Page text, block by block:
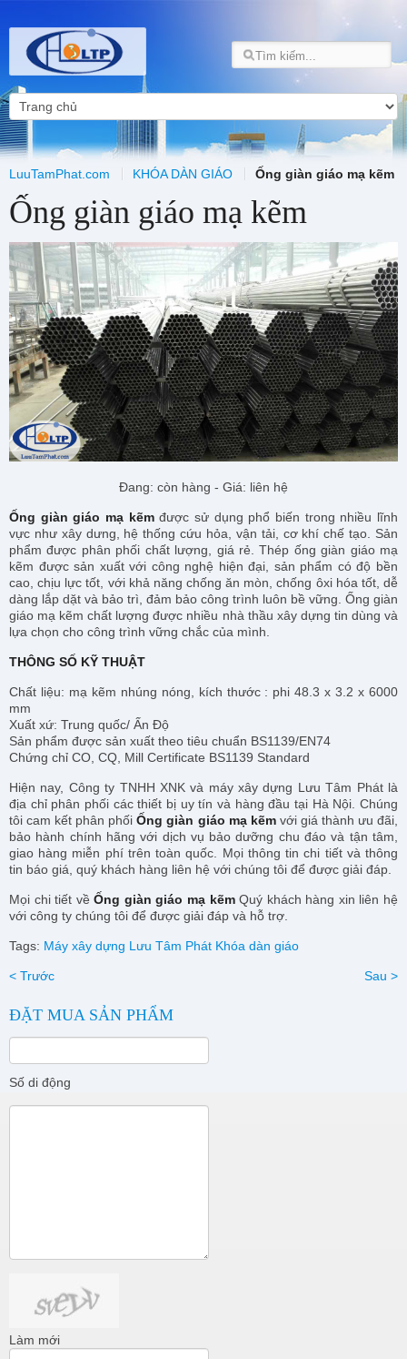
LuuTamPhat.com KHÓA DÀN GIÁO Ống giàn giáo mạ kẽm
Ống giàn giáo mạ kẽm
Đang: còn hàng - Giá: liên hệ
Ống giàn giáo mạ kẽmđược sử dụng phổ biến trong nhiều lĩnh
vực như xây dưng, hệ thống cứu hỏa, vận tải, cơ khí chế tạo. Sản
phẩm được phân phối chất lượng, giá rẻ. Thép ống giàn giáo mạ
kẽm được sản xuất với công nghệ hiện đại, sản phẩm có độ bền
cao, chịu lực tốt, với khả năng chống ăn mòn, chống ôxi hóa tốt, dễ
dàng lắp dặt và bảo trì, đảm bảo công trình luôn bề vững. Ống giàn
giáo mạ kẽm chất lượng được nhiều nhà thầu xây dựng tin dùng và
lựa chọn cho công trình vững chắc của mình.
THÔNG SỐ KỸ THUẬT
Chất liệu: mạ kẽm nhúng nóng, kích thước : phi 48.3 x 3.2 x 6000
mm
Xuất xứ: Trung quốc/ Ấn Độ
Sản phẩm được sản xuất theo tiêu chuẩn BS1139/EN74
Chứng chỉ CO, CQ, Mill Certificate BS1139 Standard
Hiện nay, Công ty TNHH XNK và máy xây dựng Lưu Tâm Phát là
địa chỉ phân phối các thiết bị uy tín và hàng đầu tại Hà Nội. Chúng
tôi cam kết phân phốiỐng giàn giáo mạ kẽm với giá thành ưu đãi,
bảo hành chính hãng với dịch vụ bảo dưỡng chu đáo và tận tâm,
giao hàng miễn phí trên toàn quốc. Mọi thông tin chi tiết và thông
tin báo giá, quý khách hàng liên hệ với chúng tôi để được giải đáp.
Mọi chi tiết vềỐng giàn giáo mạ kẽmQuý khách hàng xin liên hệ
với công ty chúng tôi để được giải đáp và hỗ trợ.
Tags: Máy xây dựng Lưu Tâm Phát Khóa dàn giáo
< Trước Sau >
ĐẶT MUA SẢN PHẨM
Số di động
Làm mới